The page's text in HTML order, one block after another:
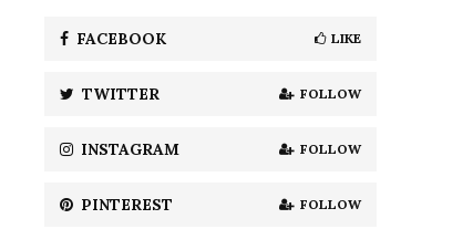
C
H
FACEBOOK LIKE
TWITTER FOLLOW
INSTAGRAM FOLLOW
PINTEREST FOLLOW